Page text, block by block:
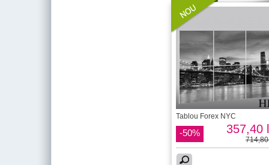
Tablou Forex NYC
-50% 357,40